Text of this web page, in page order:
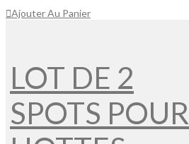
Ajouter Au Panier
LOT DE 2
SPOTS POUR